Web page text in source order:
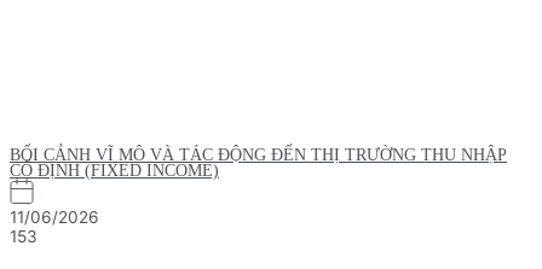
BỐI CẢNH VĨ MÔ VÀ TÁC ĐỘNG ĐẾN THỊ TRƯỜNG THU NHẬP
CỐ ĐỊNH (FIXED INCOME)
11/06/2026
153